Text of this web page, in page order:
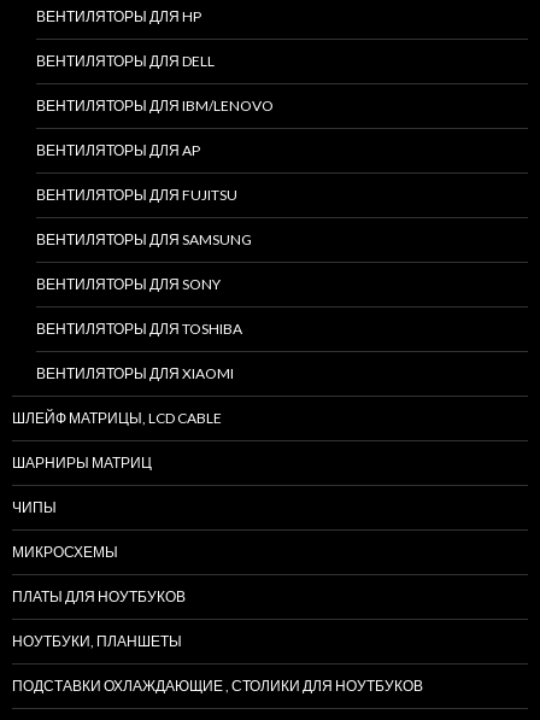
ВЕНТИЛЯТОРЫ ДЛЯ HP
ВЕНТИЛЯТОРЫ ДЛЯ DELL
ВЕНТИЛЯТОРЫ ДЛЯ IBM/LENOVO
ВЕНТИЛЯТОРЫ ДЛЯ AP
ВЕНТИЛЯТОРЫ ДЛЯ FUJITSU
ВЕНТИЛЯТОРЫ ДЛЯ SAMSUNG
ВЕНТИЛЯТОРЫ ДЛЯ SONY
ВЕНТИЛЯТОРЫ ДЛЯ TOSHIBA
ВЕНТИЛЯТОРЫ ДЛЯ XIAOMI
ШЛЕЙФ МАТРИЦЫ, LCD CABLE
ШАРНИРЫ МАТРИЦ
ЧИПЫ
МИКРОСХЕМЫ
ПЛАТЫ ДЛЯ НОУТБУКОВ
НОУТБУКИ, ПЛАНШЕТЫ
ПОДСТАВКИ ОХЛАЖДАЮЩИЕ , СТОЛИКИ ДЛЯ НОУТБУКОВ